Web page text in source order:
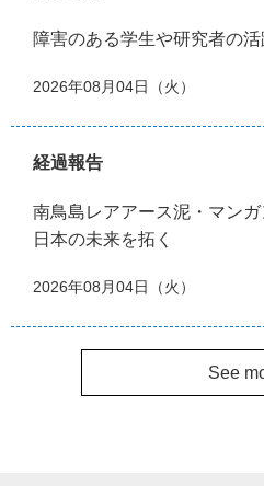
障害のある学生や研究者の
2026年08月04日（火）
経過報告
南鳥島レアアース泥・マン
日本の未来を拓く
2026年08月04日（火）
See